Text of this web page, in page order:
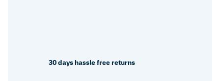
30 days hassle free returns